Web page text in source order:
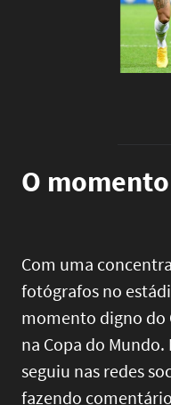
O momento
Com uma
fotógrafos no
momento digno do
na Copa do
seguiu nas redes
fazendo